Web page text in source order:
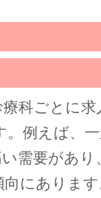
科ごとに
例えば、
需要があり
にありま